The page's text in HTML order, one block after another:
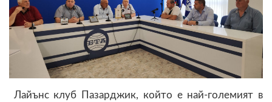
Лайънс клуб Пазарджик, който е най-големият в